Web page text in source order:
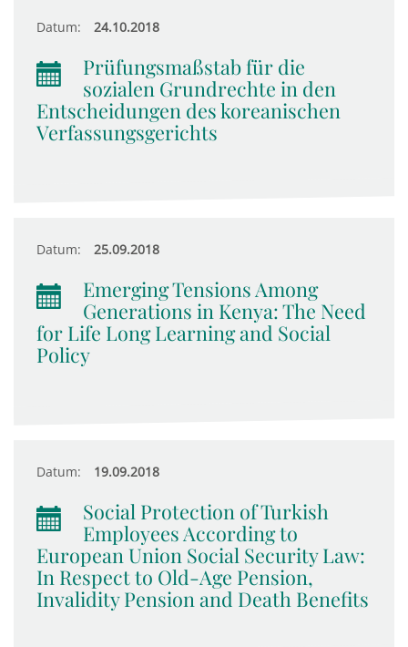
Datum: 24.10.2018
Prüfungsmaßstab für die
sozialen Grundrechte in den
Entscheidungen des koreanischen
Verfassungsgerichts
Datum: 25.09.2018
Emerging Tensions Among
Generations in Kenya: The Need
for Life Long Learning and Social
Policy
Datum: 19.09.2018
Social Protection of Turkish
Employees According to
European Union Social Security Law:
In Respect to Old-Age Pension,
Invalidity Pension and Death Benefits